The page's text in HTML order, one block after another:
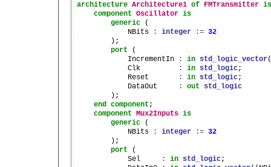
architecture Architecture1 of FMTransmitter is
component Oscillator is
generic (
            NBits
: integer := 32
        );
port (
            IncrementIn
: in std_logic_vector(
            Clk
: in std_logic;
            Reset
: in std_logic;
            DataOut
: out
std_logic
        );
end component ;
component Mux2Inputs is
generic (
            NBits
: integer := 32
        );
port (
            Sel
: in std_logic;